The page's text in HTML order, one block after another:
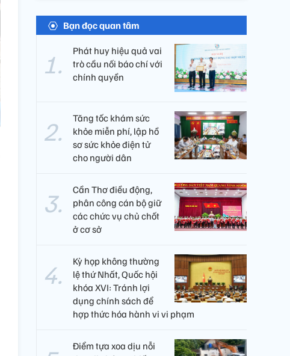
Bạn đọc quan tâm
Phát huy hiệu quả vai
trò cầu nối báo chí với
chính quyền
Tăng tốc khám sức
khỏe miễn phí, lập hồ
sơ sức khỏe điện tử
cho người dân
Cần Thơ điều động,
phân công cán bộ giữ
các chức vụ chủ chốt
ở cơ sở
Kỳ họp không thường
lệ thứ Nhất, Quốc hội
khóa XVI: Tránh lợi
dụng chính sách để
hợp thức hóa hành vi vi phạm
Điểm tựa xoa dịu nỗi